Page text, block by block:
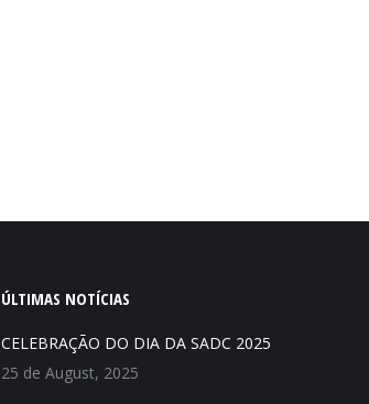
ÚLTIMAS NOTÍCIAS
CELEBRAÇÃO DO DIA DA SADC 2025
25 de August, 2025